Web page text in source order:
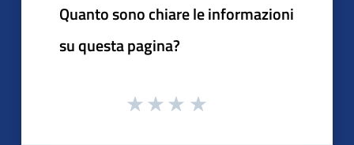
Quanto sono chiare le informazioni
su questa pagina?